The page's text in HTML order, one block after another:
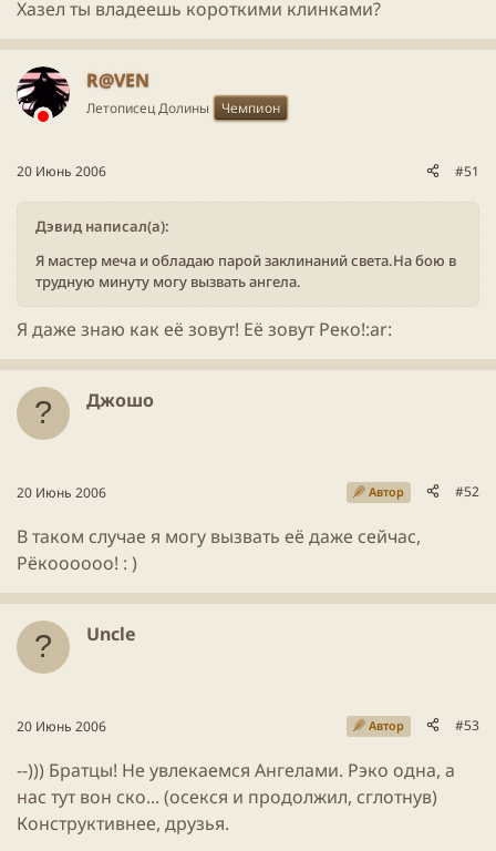
Хазел ты владеешь короткими клинками?
R@VEN
Летописец Долины Чемпион
20 Июнь 2006 #51
Дэвид написал(а):
Я мастер меча и обладаю парой заклинаний света.На бою в
трудную минуту могу вызвать ангела.
Я даже знаю как её зовут! Её зовут Реко!:ar:
Джошо
20 Июнь 2006 Автор #52
В таком случае я могу вызвать её даже сейчас,
Рёкоооооо! : )
Uncle
20 Июнь 2006 Автор #53
--))) Братцы! Не увлекаемся Ангелами. Рэко одна, а
нас тут вон ско... (осекся и продолжил, сглотнув)
Конструктивнее, друзья.